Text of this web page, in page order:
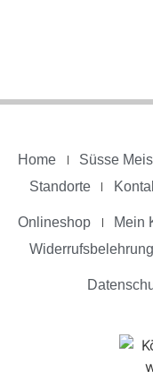
Home Süsse
Standorte
Onlineshop Mein
Widerrufsbelehrung